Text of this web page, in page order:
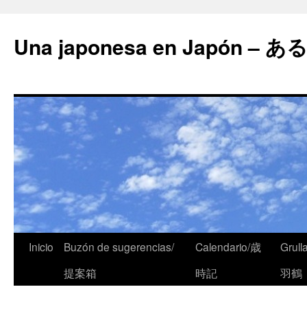
Una japonesa en Japón – あ
Inicio
Buzón de sugerencias/
提案箱
Calendario/歳
時記
羽鶴